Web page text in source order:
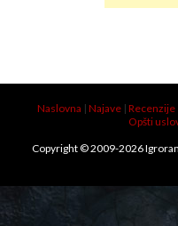
Naslovna | Najave| Recenzije
Opšti
Copyright © 2009-2026